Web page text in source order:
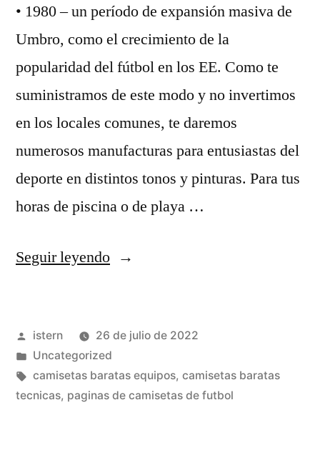
• 1980 – un período de expansión masiva de
Umbro, como el crecimiento de la
popularidad del fútbol en los EE. Como te
suministramos de este modo y no invertimos
en los locales comunes, te daremos
numerosos manufacturas para entusiastas del
deporte en distintos tonos y pinturas. Para tus
horas de piscina o de playa …
Seguir leyendo«camisetas
oficiales»
Publicado
por
istern
26 de julio de 2022
Publicado
en
Uncategorized
Etiquetas:
camisetas baratas equipos, camisetas baratas
tecnicas, paginas de camisetas de futbol